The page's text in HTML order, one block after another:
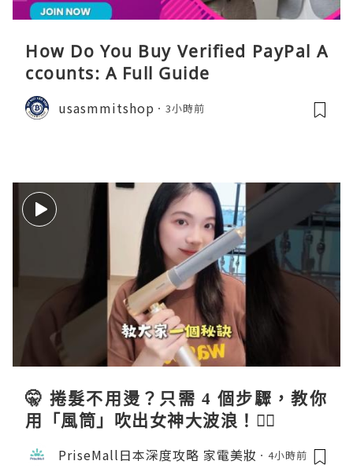
How Do You Buy Verified PayPal A
ccounts: A Full Guide
usasmmitshop 3小時前
🤫 捲髮不用燙？只需 4 個步驟，教你
用「風筒」吹出女神大波浪！💇‍♀️
PriseMall日本深度攻略 家電美妝 4小時前